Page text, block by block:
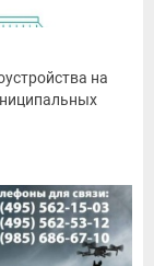
на